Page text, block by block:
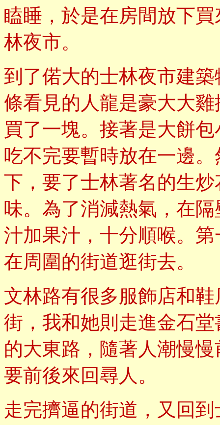
瞌睡，於是在房間放下
林夜市。
到了偌大的士林夜市建
條看見的人龍是豪大大
買了一塊。接著是大餅
吃不完要暫時放在一邊
下，要了士林著名的生
味。為了消減熱氣，在
汁加果汁，十分順喉。
在周圍的街道逛街去。
文林路有很多服飾店和
街，我和她則走進金石
的大東路，隨著人潮慢
要前後來回尋人。
走完擠逼的街道，又回